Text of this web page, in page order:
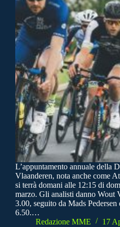
L’appuntamento annuale della
Vlaanderen, nota anche come
si terrà domani alle 12:15 di
marzo. Gli analisti danno Wout
3.00, seguito da Mads Pedersen
6.50.…
Redazione MME
17